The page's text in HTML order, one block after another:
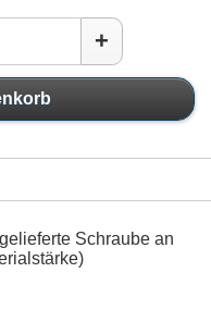
+
Schraube an